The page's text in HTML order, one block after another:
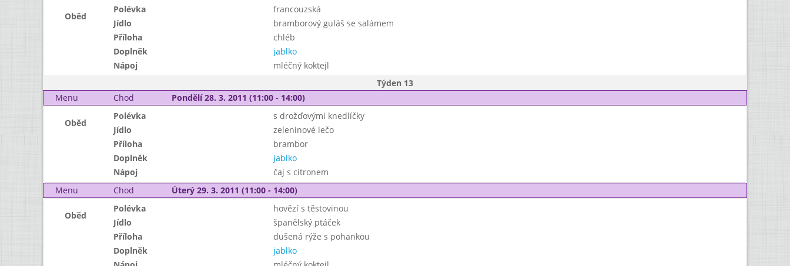
Oběd
Polévka
francouzská
Jídlo
bramborový guláš se salámem
Příloha
chléb
Doplněk
jablko
Nápoj
mléčný koktejl
Týden 13
Menu
Chod Pondělí 28. 3. 2011 (11:00 - 14:00)
Oběd
Polévka
s drožďovými knedlíčky
Jídlo
zeleninové lečo
Příloha
brambor
Doplněk
jablko
Nápoj
čaj s citronem
Menu
Chod Úterý 29. 3. 2011 (11:00 - 14:00)
Oběd
Polévka
hovězí s těstovinou
Jídlo
španělský ptáček
Příloha
dušená rýže s pohankou
Doplněk
jablko